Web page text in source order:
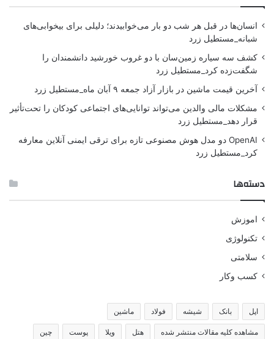
انسان‌ها در قبل هر شب دو بار می‌خوابیدند؛ دلیلی برای بیخوابی‌های
شبانه_مستطیل زرد
کشف سه سیاره زمین‌سان با دو غروب خورشید دانشمندان را
شگفت‌زده کرد_مستطیل زرد
آخرین قیمت ماشین در بازار آزاد جمعه ۹ آبان ماه_مستطیل زرد
مشکلات مالی والدین می‌تواند توانایی‌های اجتماعی کودکان را تحت‌تأثیر
قرار دهد_مستطیل زرد
OpenAI دو مدل هوش مصنوعی تازه برای ترقی ایمنی آنلاین معارفه
کرد_مستطیل زرد
دسته‌ها
اموزش
تکنولوژی
سلامتی
کسب وکار
اپل بانک شیشه فولاد ماشین
مشاهده کلیه مقالات منتشر شده هتل ویلا پوست چین